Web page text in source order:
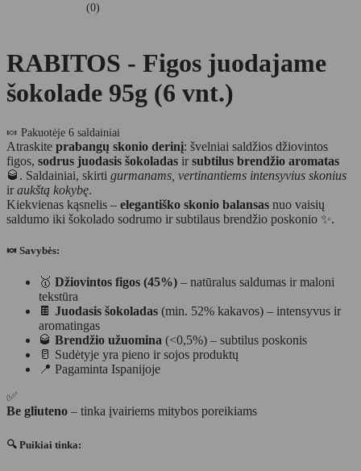
(0)
RABITOS - Figos juodajame
šokolade 95g (6 vnt.)
🍬 Pakuotėje 6 saldainiai
Atraskite prabangų skonio derinį: švelniai saldžios džiovintos
figos, sodrus juodasis šokoladas ir subtilus brendžio aromatas
🥃. Saldainiai, skirti gurmanams, vertinantiems intensyvius skonius
ir aukštą kokybę.
Kiekvienas kąsnelis – elegantiško skonio balansas nuo vaisių
saldumo iki šokolado sodrumo ir subtilaus brendžio poskonio ✨.
🍬 Savybės:
🥇 Džiovintos figos (45%) – natūralus saldumas ir maloni
tekstūra
🍫 Juodasis šokoladas (min. 52% kakavos) – intensyvus ir
aromatingas
🥃 Brendžio užuomina (<0,5%) – subtilus poskonis
🥛 Sudėtyje yra pieno ir sojos produktų
📍 Pagaminta Ispanijoje
✅
Be gliuteno – tinka įvairiems mitybos poreikiams
🔍 Puikiai tinka: